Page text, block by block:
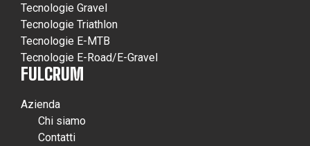
Tecnologie Gravel
Tecnologie Triathlon
Tecnologie E-MTB
Tecnologie E-Road/E-Gravel
FULCRUM
Azienda
Chi siamo
Contatti